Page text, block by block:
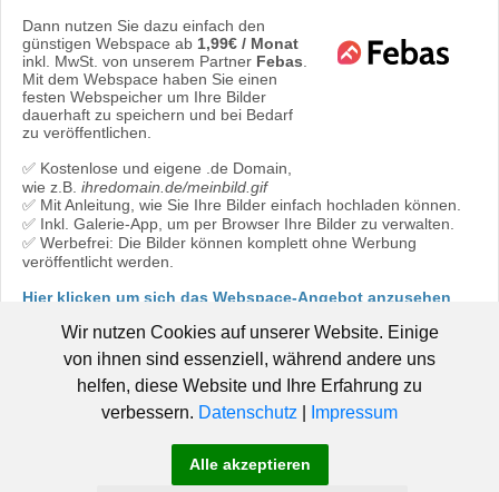
Wir nutzen Cookies auf unserer Website. Einige
von ihnen sind essenziell, während andere uns
helfen, diese Website und Ihre Erfahrung zu
verbessern. Datenschutz Impressum
Alle akzeptieren
Dann nutzen Sie dazu einfach den
günstigen Webspace ab 1,99€ / Monat
inkl. MwSt. von unserem Partner Febas.
Mit dem Webspace haben Sie einen
festen Webspeicher um Ihre Bilder
dauerhaft zu speichern und bei Bedarf
zu veröffentlichen.
✅ Kostenlose und eigene .de Domain,
wie z.B. ihredomain.de/meinbild.gif
✅ Mit Anleitung, wie Sie Ihre Bilder einfach hochladen können.
✅ Inkl. Galerie-App, um per Browser Ihre Bilder zu verwalten.
✅ Werbefrei: Die Bilder können komplett ohne Werbung
veröffentlicht werden.
Hier klicken um sich das Webspace-Angebot anzusehen
© 2006 - 2019 Pic-Upload.de -Hosted by Febas
-